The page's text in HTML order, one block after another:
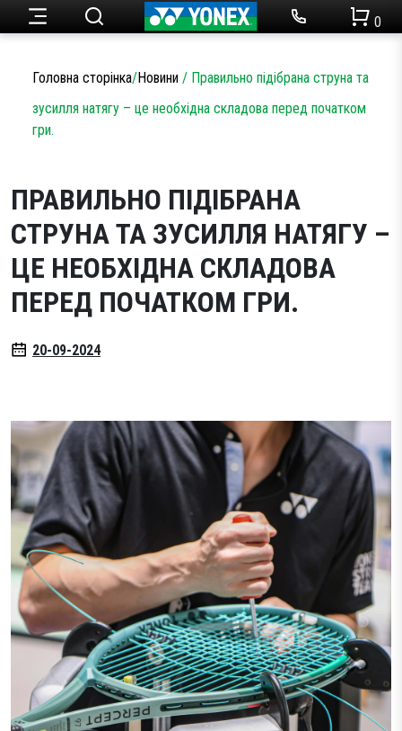
Теніс
Ракетки для тенісу
Струни для тенісу
Сумки для ракеток
М’ячі для тенісу
Тестові ракетки
Гравці Yonex
Набори для бадмінтону
Ракетки для бадмінтону
Кросівки для бадмінтону
Струни для бадмінтону
Сумки для ракеток
Намотки
Гравці Yonex
Чоловічий одяг
Аксесуари
Новини
Огляди товарів
Статті
Партнерство
0
Головна сторінка/Новини / Правильно підібрана струна та
зусилля натягу – це необхідна складова перед початком
гри.
ПРАВИЛЬНО ПІДІБРАНА
СТРУНА ТА ЗУСИЛЛЯ НАТЯГУ –
ЦЕ НЕОБХІДНА СКЛАДОВА
ПЕРЕД ПОЧАТКОМ ГРИ.
20-09-2024